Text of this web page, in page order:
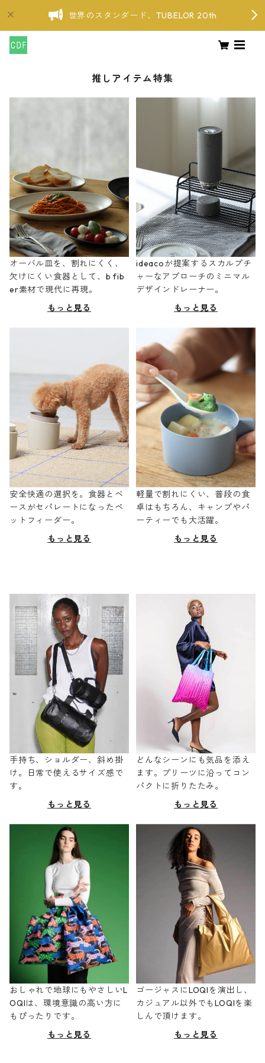
世界のスタンダード、TUBELOR 20th
推しアイテム特集
オーバル皿を、割れにくく、
欠けにくい食器として、b fib
er素材で現代に再現。
もっと見る
ideacoが提案するスカルプチ
ャーなアプローチのミニマル
デザインドレーナー。
もっと見る
安全快適の選択を。食器とベ
ースがセパレートになったペ
ットフィーダー。
もっと見る
軽量で割れにくい、普段の食
卓はもちろん、キャンプやパ
ーティーでも大活躍。
もっと見る
手持ち、ショルダー、斜め掛
け。日常で使えるサイズ感で
す。
もっと見る
どんなシーンにも気品を添え
ます。プリーツに沿ってコン
パクトに折りたたみ。
もっと見る
おしゃれで地球にもやさしいL
OQIは、環境意識の高い方に
もぴったりです。
もっと見る
ゴージャスにLOQIを演出し、
カジュアル以外でもLOQIを楽
しんで頂けます。
もっと見る